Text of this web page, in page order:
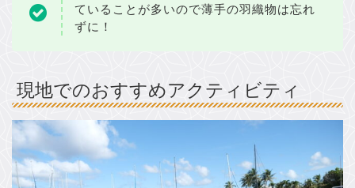
ていることが多いので薄手の羽織物は忘れ
ずに！
現地でのおすすめアクティビティ